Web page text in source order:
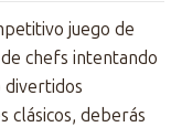
juego de
chefs intentando
divertidos
clásicos, deberás